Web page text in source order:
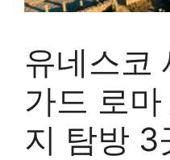
유네스코
가드 로
지 탐방 3